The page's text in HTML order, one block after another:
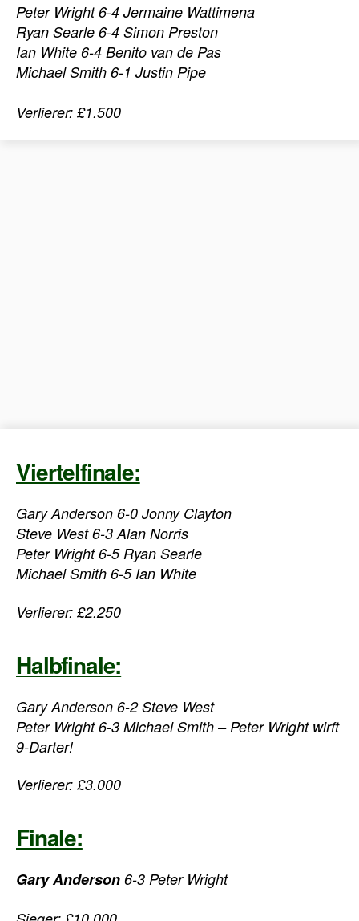
Peter Wright 6-4 Jermaine Wattimena
Ryan Searle 6-4 Simon Preston
Ian White 6-4 Benito van de Pas
Michael Smith 6-1 Justin Pipe
Verlierer: £1.500
Viertelfinale:
Gary Anderson 6-0 Jonny Clayton
Steve West 6-3 Alan Norris
Peter Wright 6-5 Ryan Searle
Michael Smith 6-5 Ian White
Verlierer: £2.250
Halbfinale:
Gary Anderson 6-2 Steve West
Peter Wright 6-3 Michael Smith – Peter Wright wirft
9-Darter!
Verlierer: £3.000
Finale:
Gary Anderson 6-3 Peter Wright